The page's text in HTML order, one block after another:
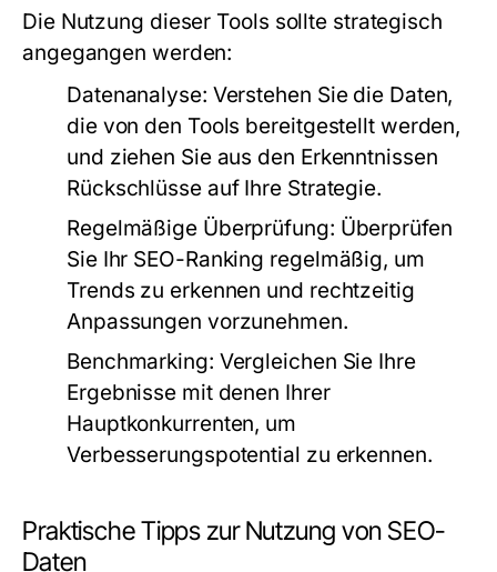
Die Nutzung dieser Tools sollte strategisch
angegangen werden:
Datenanalyse: Verstehen Sie die Daten,
die von den Tools bereitgestellt werden,
und ziehen Sie aus den Erkenntnissen
Rückschlüsse auf Ihre Strategie.
Regelmäßige Überprüfung: Überprüfen
Sie Ihr SEO-Ranking regelmäßig, um
Trends zu erkennen und rechtzeitig
Anpassungen vorzunehmen.
Benchmarking: Vergleichen Sie Ihre
Ergebnisse mit denen Ihrer
Hauptkonkurrenten, um
Verbesserungspotential zu erkennen.
Praktische Tipps zur Nutzung von SEO-
Daten